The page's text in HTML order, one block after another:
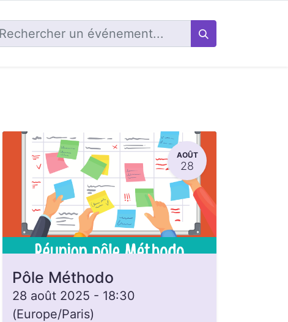
AOÛT
28
Pôle Méthodo
28 août 2025 - 18:30
(Europe/Paris)